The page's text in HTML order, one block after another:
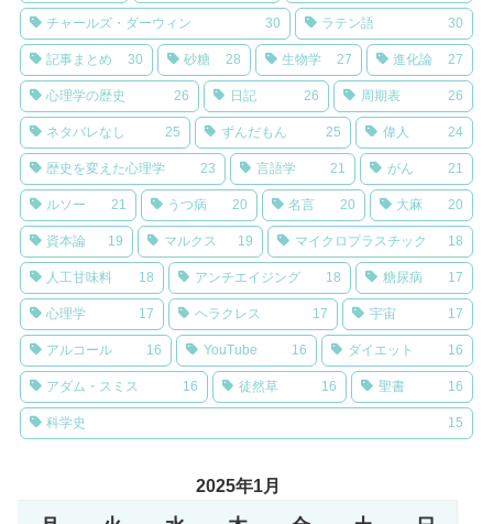
チャールズ・ダーウィン 30 ラテン語 30
記事まとめ 30 砂糖 28 生物学 27 進化論 27
心理学の歴史 26 日記 26 周期表 26
ネタバレなし 25 ずんだもん 25 偉人 24
歴史を変えた心理学 23 言語学 21 がん 21
ルソー 21 うつ病 20 名言 20 大麻 20
資本論 19 マルクス 19 マイクロプラスチック 18
人工甘味料 18 アンチエイジング 18 糖尿病 17
心理学 17 ヘラクレス 17 宇宙 17
アルコール 16 YouTube 16 ダイエット 16
アダム・スミス 16 徒然草 16 聖書 16
科学史 15
2025年1月